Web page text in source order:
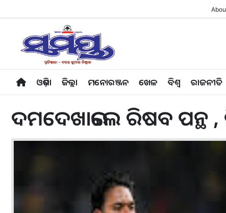
ଓଡ଼ିଶା ଜିଲ୍ଲା ମନୋରଞ୍ଜନ ଖେଳ ବିଶ୍ବ ରାଜନୀତି
ଦମଦେଖାଇଲେ ରିଷବ